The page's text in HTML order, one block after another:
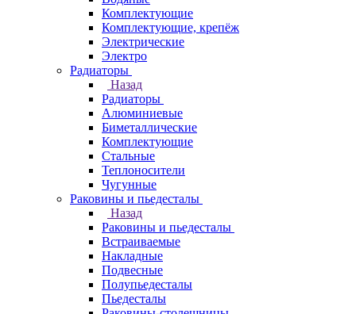
Комплектующие
Комплектующие, крепёж
Электрические
Электро
Радиаторы
Назад
Радиаторы
Алюминиевые
Биметаллические
Комплектующие
Стальные
Теплоносители
Чугунные
Раковины и пьедесталы
Назад
Раковины и пьедесталы
Встраиваемые
Накладные
Подвесные
Полупьедесталы
Пьедесталы